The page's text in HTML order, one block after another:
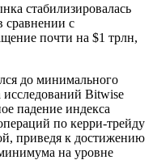
стабилизировалась
сравнении с
почти на $1 трлн,
до минимального
исследований Bitwise
падение индекса
по керри-трейду
приведя к достижению
на уровне